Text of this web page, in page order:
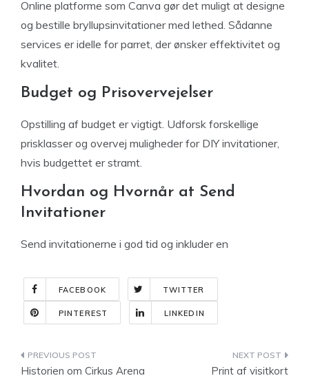
Online platforme som Canva gør det muligt at designe
og bestille bryllupsinvitationer med lethed. Sådanne
services er idelle for parret, der ønsker effektivitet og
kvalitet.
Budget og Prisovervejelser
Opstilling af budget er vigtigt. Udforsk forskellige
prisklasser og overvej muligheder for DIY invitationer,
hvis budgettet er stramt.
Hvordan og Hvornår at Send
Invitationer
Send invitationerne i god tid og inkluder en
FACEBOOK TWITTER
PINTEREST LINKEDIN
Indlægsnavigation
Historien om Cirkus Arena Print af visitkort